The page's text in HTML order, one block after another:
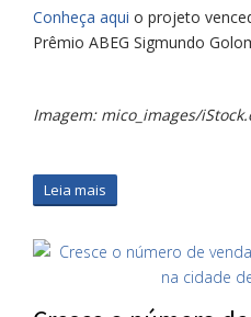
Conheça aqui o projeto
Prêmio ABEG Sigmundo
Imagem: mico_images/
Leia mais